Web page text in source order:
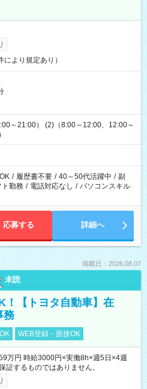
より規定あり）
～21:00） (2)（8:00～12:00、12:00～
/ 履歴書不要 / 40～50代活躍中 / 副
ト勤務 / 電話対応なし / パソコンスキル
応募する 詳細へ
掲載日：2026.08.07
未読
！【トヨタ自動車】在
務
WEB登録・面接OK
円 時給3000円×実働8h×週5日×4週
するものではありません。